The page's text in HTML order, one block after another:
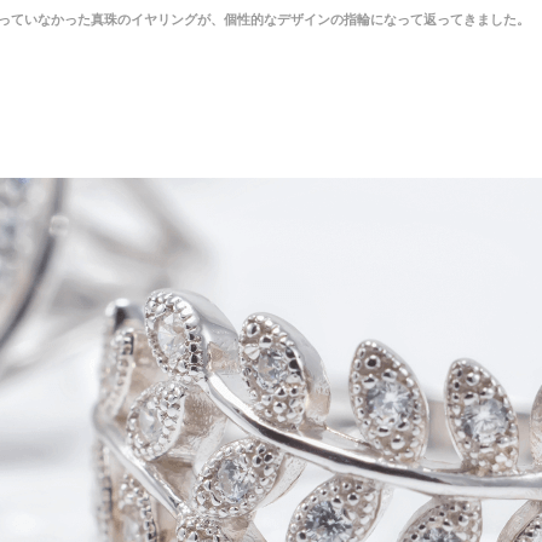
ていなかった真珠のイヤリングが、個性的なデザインの指輪になって返ってきました。